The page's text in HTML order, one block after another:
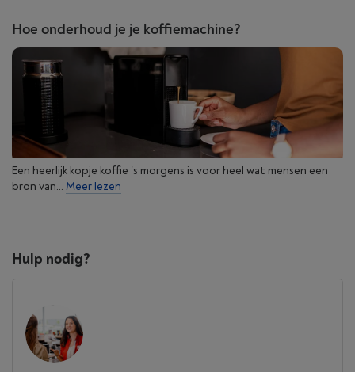
Hoe onderhoud je je koffiemachine?
Een heerlijk kopje koffie 's morgens is voor heel wat mensen een
bron van... Meer lezen
Hulp nodig?